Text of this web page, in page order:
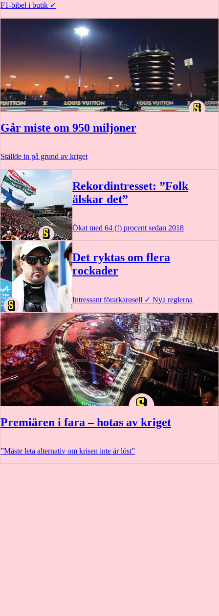
F1-bibel i butik ✓
Går miste om 950 miljoner
Ställde in på grund av kriget
Rekordintresset: ”Folk
älskar det”
Ökat med 64 (!) procent sedan 2018
Det ryktas om flera
rockader
Intressant förarkarusell ✓ Nya reglerna
Premiären i fara – hotas av kriget
”Måste leta alternativ om krisen inte är löst”